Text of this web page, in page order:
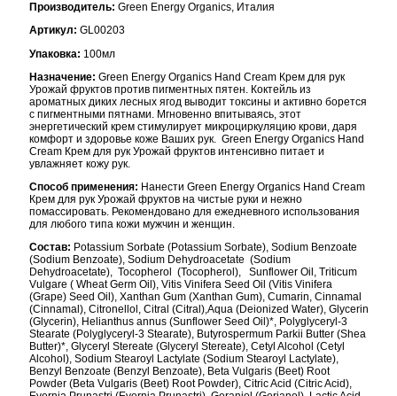
Производитель: Green Energy Organics, Италия
Артикул: GL00203
Упаковка: 100мл
Назначение: Green Energy Organics Hand Cream Крем для рук
Урожай фруктов против пигментных пятен. Коктейль из
ароматных диких лесных ягод выводит токсины и активно борется
с пигментными пятнами. Мгновенно впитываясь, этот
энергетический крем стимулирует микроциркуляцию крови, даря
комфорт и здоровье коже Ваших рук. Green Energy Organics Hand
Cream Крем для рук Урожай фруктов интенсивно питает и
увлажняет кожу рук.
Способ применения: Нанести Green Energy Organics Hand Cream
Крем для рук Урожай фруктов на чистые руки и нежно
помассировать. Рекомендовано для ежедневного использования
для любого типа кожи мужчин и женщин.
Состав: Potassium Sorbate (Potassium Sorbate), Sodium Benzoate
(Sodium Benzoate), Sodium Dehydroacetate (Sodium
Dehydroacetate), Tocopherol (Tocopherol), Sunflower Oil, Triticum
Vulgare ( Wheat Germ Oil), Vitis Vinifera Seed Oil (Vitis Vinifera
(Grape) Seed Oil), Xanthan Gum (Xanthan Gum), Cumarin, Cinnamal
(Cinnamal), Citronellol, Citral (Citral),Aqua (Deionized Water), Glycerin
(Glycerin), Helianthus annus (Sunflower Seed Oil)*, Polyglyceryl-3
Stearate (Polyglyceryl-3 Stearate), Butyrospermum Parkii Butter (Shea
Butter)*, Glyceryl Stereate (Glyceryl Stereate), Cetyl Alcohol (Cetyl
Alcohol), Sodium Stearoyl Lactylate (Sodium Stearoyl Lactylate),
Benzyl Benzoate (Benzyl Benzoate), Beta Vulgaris (Beet) Root
Powder (Beta Vulgaris (Beet) Root Powder), Citric Acid (Citric Acid),